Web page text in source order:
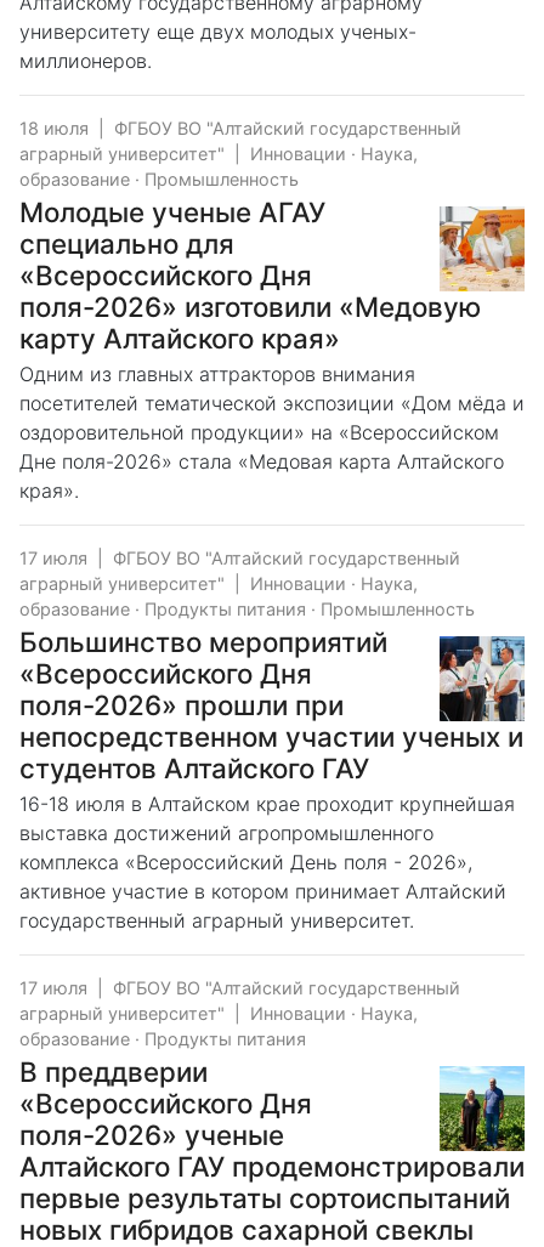
университету еще двух молодых ученых-
миллионеров.
18 июля
ФГБОУ ВО "Алтайский государственный
аграрный университет"
Инновации · Наука,
образование · Промышленность
Молодые ученые АГАУ
специально для
«Всероссийского Дня
поля-2026» изготовили «Медовую
карту Алтайского края»
Одним из главных аттракторов внимания
посетителей тематической экспозиции «Дом мёда и
оздоровительной продукции» на «Всероссийском
Дне поля-2026» стала «Медовая карта Алтайского
края».
17 июля
ФГБОУ ВО "Алтайский государственный
аграрный университет"
Инновации · Наука,
образование · Продукты питания · Промышленность
Большинство мероприятий
«Всероссийского Дня
поля-2026» прошли при
непосредственном участии ученых и
студентов Алтайского ГАУ
16-18 июля в Алтайском крае проходит крупнейшая
выставка достижений агропромышленного
комплекса «Всероссийский День поля - 2026»,
активное участие в котором принимает Алтайский
государственный аграрный университет.
17 июля
ФГБОУ ВО "Алтайский государственный
аграрный университет"
Инновации · Наука,
образование · Продукты питания
В преддверии
«Всероссийского Дня
поля-2026» ученые
Алтайского ГАУ продемонстрировали
первые результаты сортоиспытаний
новых гибридов сахарной свеклы